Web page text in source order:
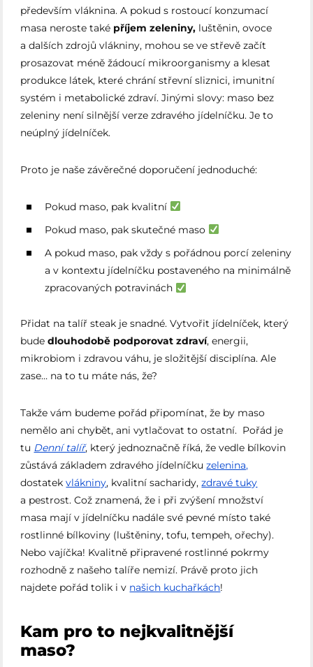
především vláknina. A pokud s rostoucí konzumací
masa neroste také příjem zeleniny, luštěnin, ovoce
a dalších zdrojů vlákniny, mohou se ve střevě začít
prosazovat méně žádoucí mikroorganismy a klesat
produkce látek, které chrání střevní sliznici, imunitní
systém i metabolické zdraví. Jinými slovy: maso bez
zeleniny není silnější verze zdravého jídelníčku. Je to
neúplný jídelníček.
Proto je naše závěrečné doporučení jednoduché:
Pokud maso, pak kvalitní
Pokud maso, pak skutečné maso
A pokud maso, pak vždy s pořádnou porcí zeleniny
a v kontextu jídelníčku postaveného na minimálně
zpracovaných potravinách
Přidat na talíř steak je snadné. Vytvořit jídelníček, který
budedlouhodobě podporovat zdraví, energii,
mikrobiom i zdravou váhu, je složitější disciplína. Ale
zase… na to tu máte nás, že?
Takže vám budeme pořád připomínat, že by maso
nemělo ani chybět, ani vytlačovat to ostatní. Pořád je
tu Denní talíř, který jednoznačně říká, že vedle bílkovin
zůstává základem zdravého jídelníčkuzelenina,
dostatekvlákniny, kvalitní sacharidy,zdravé tuky
a pestrost. Což znamená, že i při zvýšení množství
masa mají v jídelníčku nadále své pevné místo také
rostlinné bílkoviny (luštěniny, tofu, tempeh, ořechy).
Nebo vajíčka! Kvalitně připravené rostlinné pokrmy
rozhodně z našeho talíře nemizí. Právě proto jich
najdete pořád tolik i v našich kuchařkách!
Kam pro to nejkvalitnější
maso?